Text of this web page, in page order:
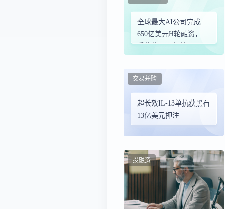
全球最大AI公司完成
650亿美元H轮融资，投
后估值9650亿美元
超长效IL-13单抗获黑石
13亿美元押注
交易并购
投融资